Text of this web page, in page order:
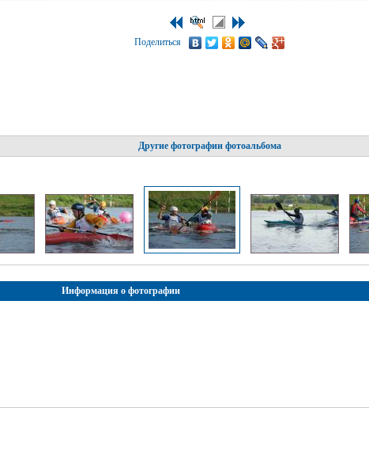
Поделиться
Другие фотографии фотоальбома
Информация о фотографии